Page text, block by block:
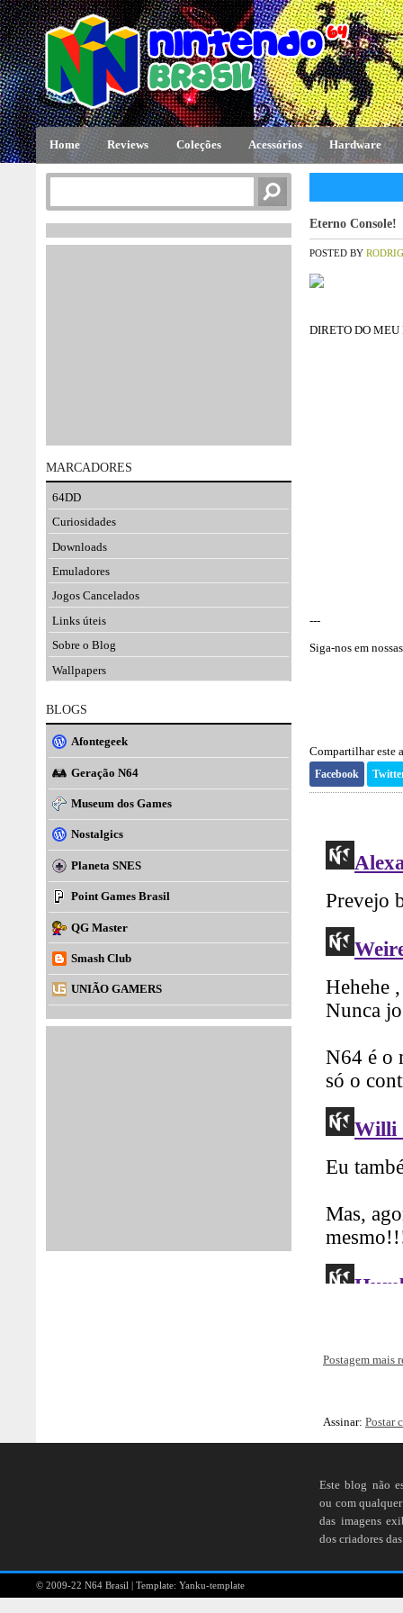
Home Reviews Coleções Acessórios Hardware
Eterno Console!
POSTED BY
DIRETO DO
---
Siga-nos em
Compartilhar este
Facebook
Postagem mais
Assinar: Postar
MARCADORES
64DD
Curiosidades
Downloads
Emuladores
Jogos Cancelados
Links úteis
Sobre o Blog
Wallpapers
BLOGS
Afontegeek
Geração N64
Museum dos Games
Nostalgics
Planeta SNES
Point Games Brasil
QG Master
Smash Club
UNIÃO GAMERS
Este blog não
ou com
das imagens
dos criadores
© 2009-22 N64 Brasil | Template: Yanku-template